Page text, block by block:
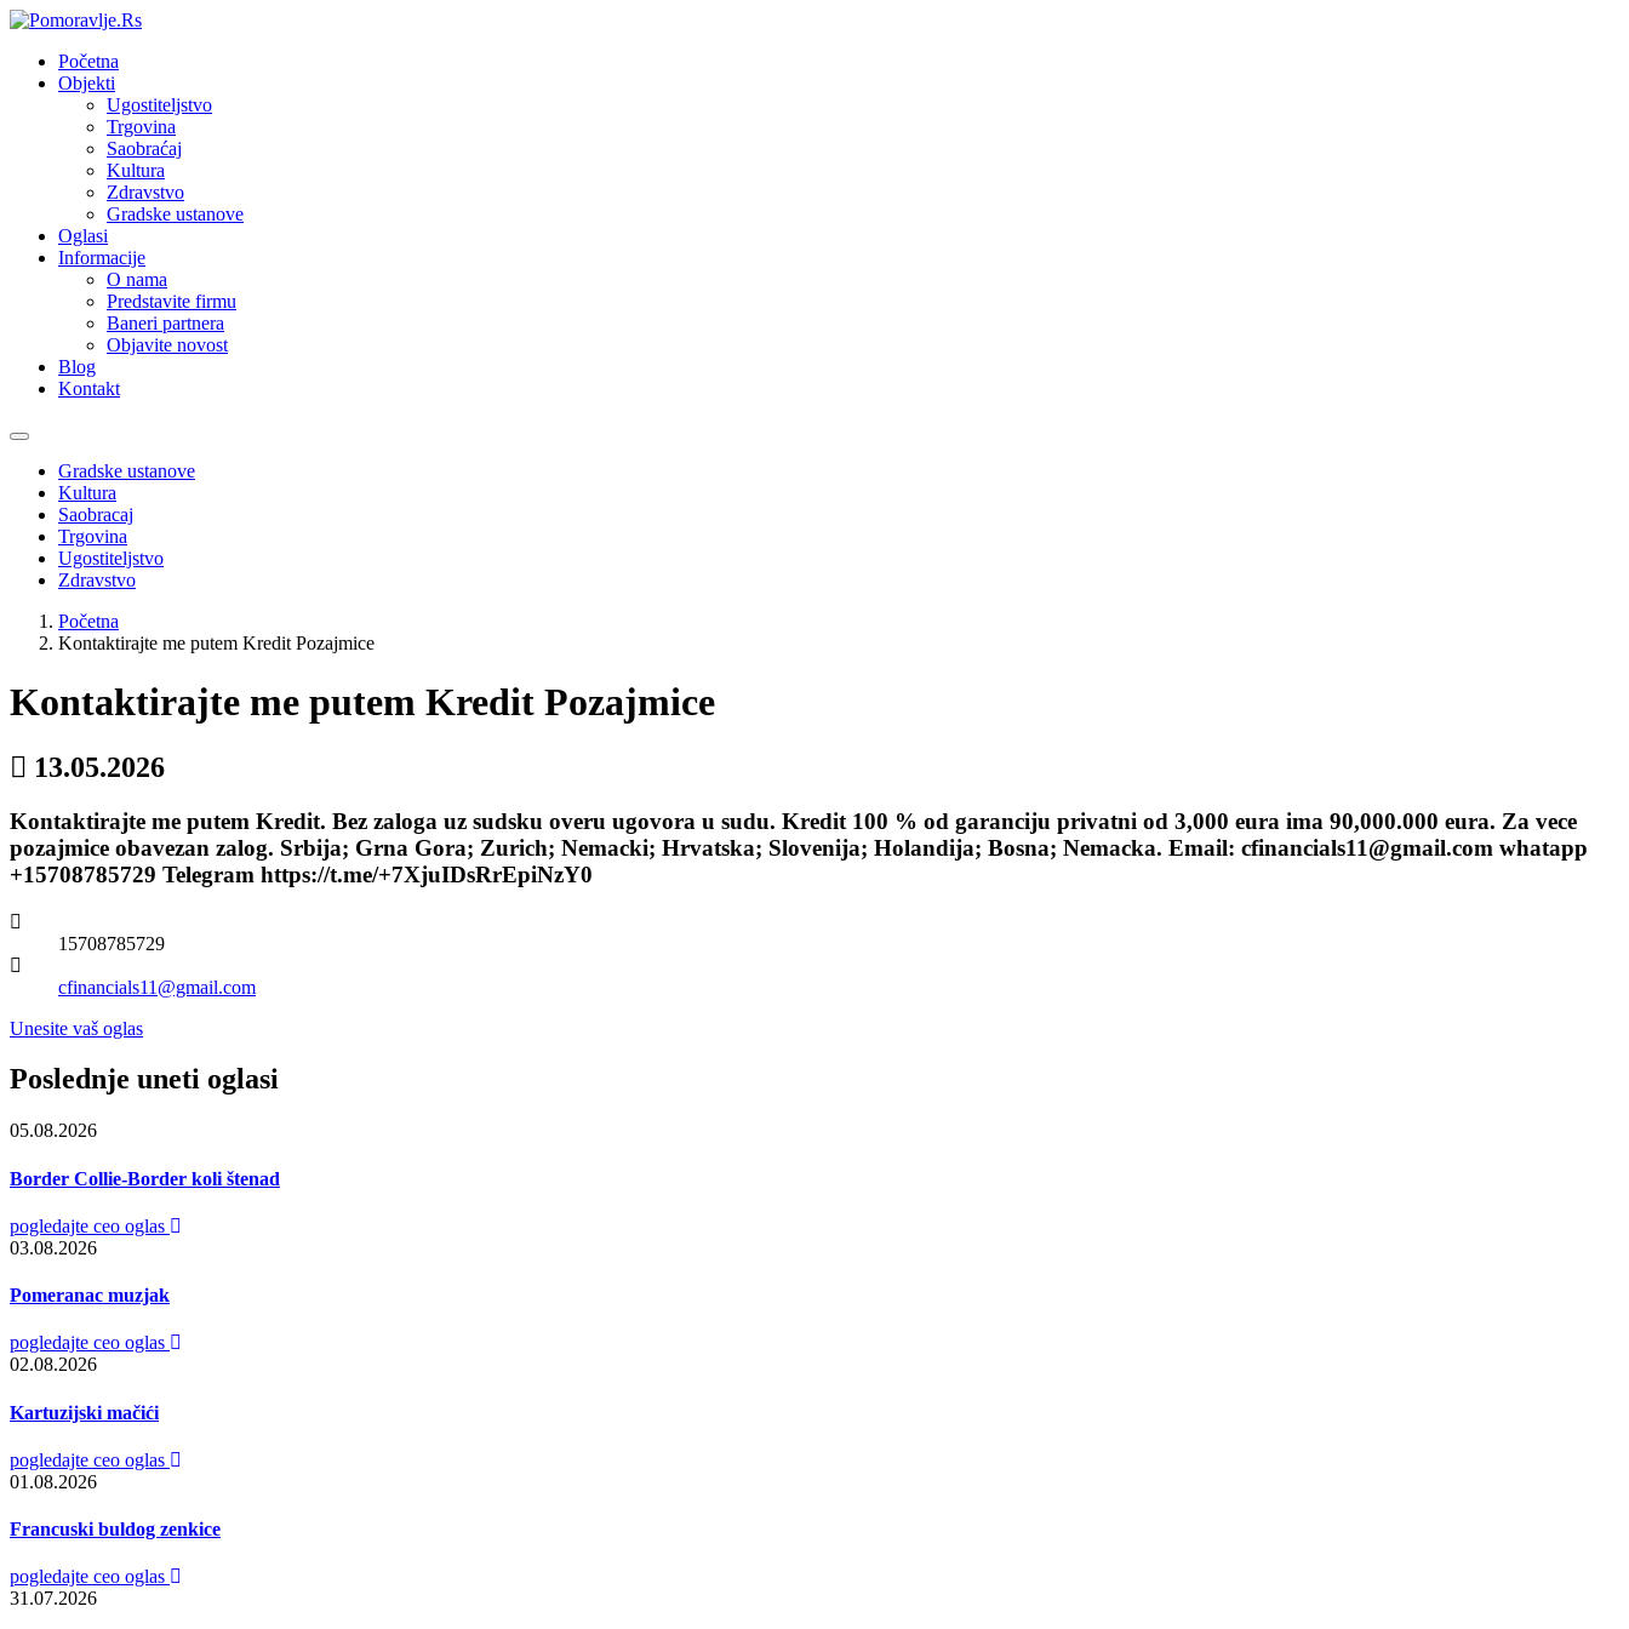
Početna
Objekti
Ugostiteljstvo
Trgovina
Saobraćaj
Kultura
Zdravstvo
Gradske ustanove
Oglasi
Informacije
O nama
Predstavite firmu
Baneri partnera
Objavite novost
Blog
Kontakt
Toggle
navigationGradske ustanove
Kultura
Saobracaj
Trgovina
Ugostiteljstvo
Zdravstvo
Početna
Kontaktirajte me putem Kredit Pozajmice
Kontaktirajte me putem Kredit Pozajmice
13.05.2026
Kontaktirajte me putem Kredit. Bez zaloga uz sudsku overu ugovora u sudu. Kredit 100 % od garanciju privatni od 3,000 eura ima 90,000.000 eura. Za vece
pozajmice obavezan zalog. Srbija; Grna Gora; Zurich; Nemacki; Hrvatska; Slovenija; Holandija; Bosna; Nemacka. Email: cfinancials11@gmail.com whatapp
+15708785729 Telegram https://t.me/+7XjuIDsRrEpiNzY0
15708785729
cfinancials11@gmail.com
Unesite vaš oglas
Poslednje uneti oglasi
05.08.2026
Border Collie-Border koli štenad
pogledajte ceo oglas
03.08.2026
Pomeranac muzjak
pogledajte ceo oglas
02.08.2026
Kartuzijski mačići
pogledajte ceo oglas
01.08.2026
Francuski buldog zenkice
pogledajte ceo oglas
31.07.2026